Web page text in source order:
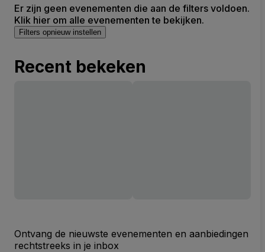
Er zijn geen evenementen die aan de filters voldoen.
Klik hier om alle evenementen te bekijken.
Filters opnieuw instellen
Recent bekeken
Ontvang de nieuwste evenementen en aanbiedingen
rechtstreeks in je inbox